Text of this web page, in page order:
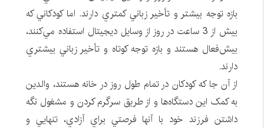
بازه توجه بيشتر و تأخير زباني کمتري دارند. اما کودکاني که
بيش از 3 ساعت در روز از وسايل ديجيتال استفاده مي‌کنند،
بيش‌فعال هستند و بازه‌ توجه کوتاه و تأخير زباني بيشتري
دارند.
از آن جا که کودکان در تمام طول روز در خانه هستند، والدين
به کمک اين دستگاه‌ها و از طريق سرگرم کردن و مشغول نگه
داشتن فرزند خود با آنها فرصتي براي آزادي، تنهايي و